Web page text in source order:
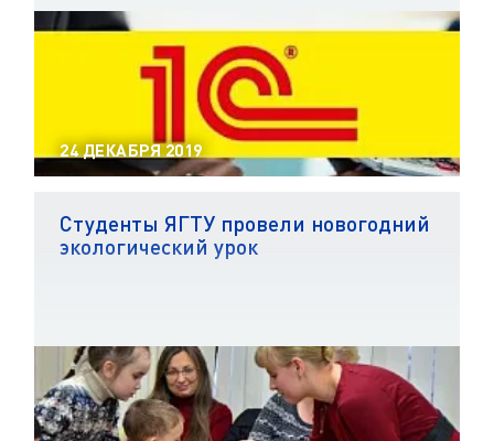
24 ДЕКАБРЯ 2019
Студенты ЯГТУ провели новогодний
экологический урок